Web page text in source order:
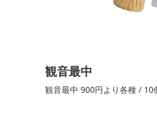
観音最中
観音最中 900円より各種 / 10